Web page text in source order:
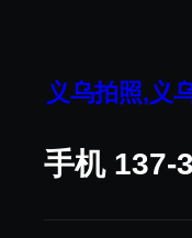
义乌拍照,义
手机 137-